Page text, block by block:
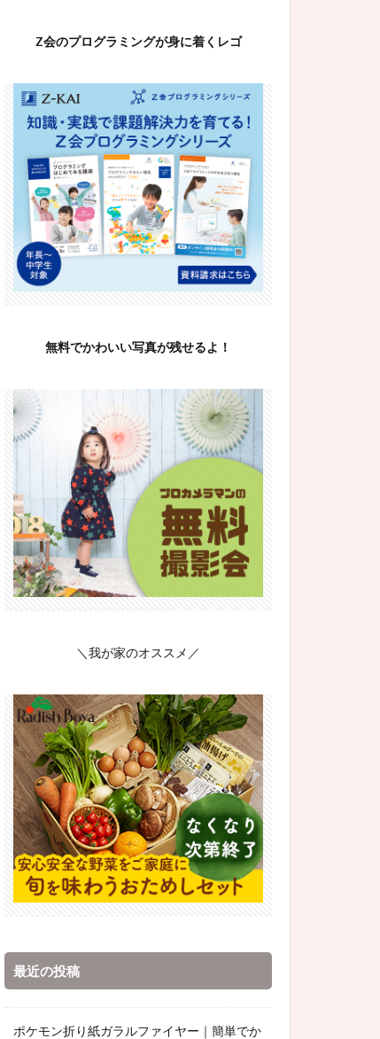
Z会のプログラミングが身に着くレゴ
無料でかわいい写真が残せるよ！
＼我が家のオススメ／
最近の投稿
ポケモン折り紙ガラルファイヤー｜簡単でか